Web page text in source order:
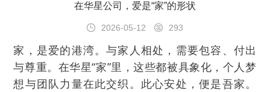
在华星公司，爱是“家”的形状
2026-05-12 293
家，是爱的港湾。与家人相处，需要包容、付出
与尊重。在华星“家”里，这些都被具象化，个人梦
想与团队力量在此交织。此心安处，便是吾家。